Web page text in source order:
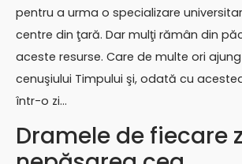
pentru a urma o specializare
centre din ţară. Dar mulţi rămân din
aceste resurse. Care de multe ori
cenuşiului Timpului şi, odată cu
într-o zi…
Dramele de fiecare